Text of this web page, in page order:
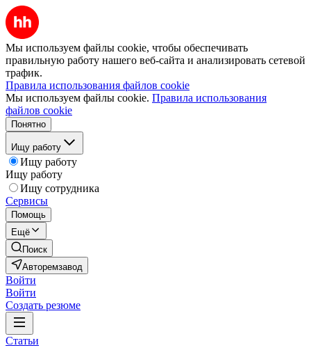
Мы используем файлы cookie, чтобы обеспечивать
правильную работу нашего веб-сайта и анализировать сетевой
трафик.
Правила использования файлов cookie
Мы используем файлы cookie. Правила использования
файлов cookie
Понятно
Ищу работу
Ищу работу
Ищу работу
Ищу сотрудника
Сервисы
Помощь
Ещё
Поиск
Авторемзавод
Войти
Войти
Создать резюме
Статьи